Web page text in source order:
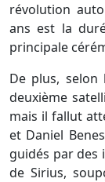
révolution
ans est la
principale
De plus, selon
deuxième
mais il fallut
et Daniel
guidés par des
de Sirius,